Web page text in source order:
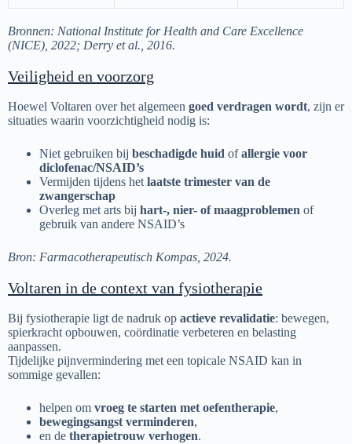
Bronnen: National Institute for Health and Care Excellence
(NICE), 2022; Derry et al., 2016.
Veiligheid en voorzorg
Hoewel Voltaren over het algemeen goed verdragen wordt, zijn er
situaties waarin voorzichtigheid nodig is:
Niet gebruiken bij beschadigde huid ofallergie voor
diclofenac/NSAID’s
Vermijden tijdens het laatste trimester van de
zwangerschap
Overleg met arts bij hart-, nier- of maagproblemen of
gebruik van andere NSAID’s
Bron: Farmacotherapeutisch Kompas, 2024.
Voltaren in de context van fysiotherapie
Bij fysiotherapie ligt de nadruk op actieve revalidatie: bewegen,
spierkracht opbouwen, coördinatie verbeteren en belasting
aanpassen.
Tijdelijke pijnvermindering met een topicale NSAID kan in
sommige gevallen:
helpen om vroeg te starten met oefentherapie,
bewegingsangst verminderen,
en de therapietrouw verhogen.